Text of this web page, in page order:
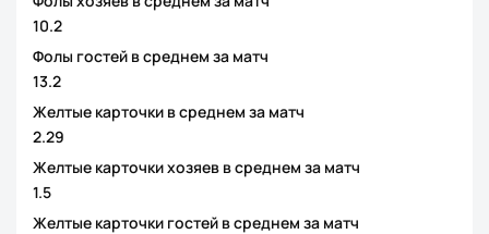
10.2
Фолы гостей в среднем за матч
13.2
Желтые карточки в среднем за матч
2.29
Желтые карточки хозяев в среднем за матч
1.5
Желтые карточки гостей в среднем за матч